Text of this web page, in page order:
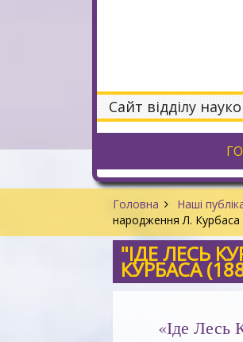
Сайт відділу
Головна Наші
народження Л. Курбаса
"ІДЕ ЛЕСЬ
КУРБАСА
«Іде Лесь